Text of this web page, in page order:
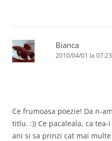
Bianca
2010/04/01 la 07:23
Ce frumoasa poezie! Da n-
titlu. :)) Ce pacaleala, ca
ani si sa prinzi cat mai